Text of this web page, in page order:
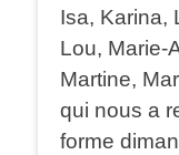
Isa, Karina,
Lou, Marie-
Martine,
qui nous a
forme